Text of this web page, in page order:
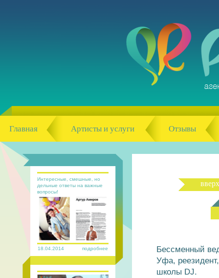
Главная Артисты и услуги Отзывы
18.04.2014 подробнее
Интересные, смешные, но
дельные ответы на важные
вопросы!
вверх
Бессменный
Уфа,
школы DJ.